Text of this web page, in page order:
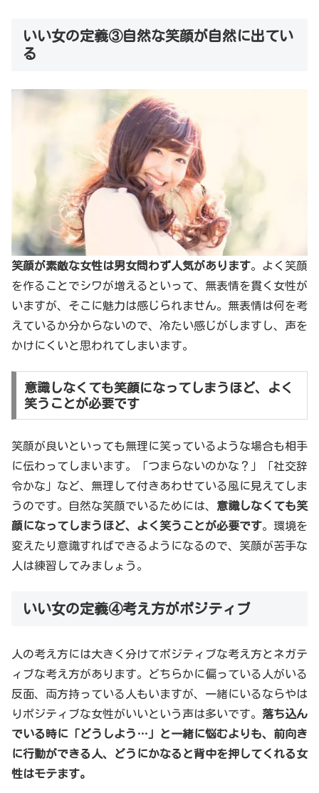
いい女の定義③自然な笑顔が自然に出てい
る
笑顔が素敵な女性は男女問わず人気があります。よく笑顔
を作ることでシワが増えるといって、無表情を貫く女性が
いますが、そこに魅力は感じられません。無表情は何を考
えているか分からないので、冷たい感じがしますし、声を
かけにくいと思われてしまいます。
意識しなくても笑顔になってしまうほど、よく
笑うことが必要です
笑顔が良いといっても無理に笑っているような場合も相手
に伝わってしまいます。「つまらないのかな？」「社交辞
令かな」など、無理して付きあわせている風に見えてしま
うのです。自然な笑顔でいるためには、 意識しなくても笑
顔になってしまうほど、よく笑うことが必要です。環境を
変えたり意識すればできるようになるので、笑顔が苦手な
人は練習してみましょう。
いい女の定義④考え方がポジティブ
人の考え方には大きく分けてポジティブな考え方とネガテ
ィブな考え方があります。どちらかに偏っている人がいる
反面、両方持っている人もいますが、一緒にいるならやは
りポジティブな女性がいいという声は多いです。 落ち込ん
でいる時に「どうしよう…」と一緒に悩むよりも、前向き
に行動ができる人、どうにかなると背中を押してくれる女
性はモテます。